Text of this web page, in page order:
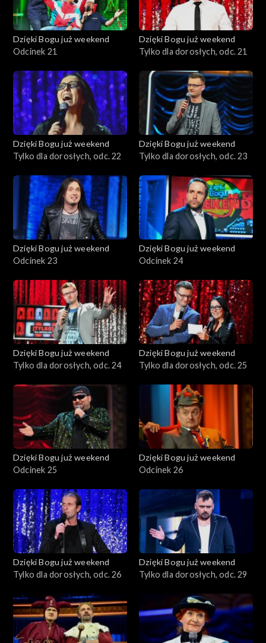
Dzięki Bogu już weekend
Odcinek 21
Dzięki Bogu już weekend
Tylko dla dorosłych, odc. 21
Dzięki Bogu już weekend
Tylko dla dorosłych, odc. 22
Dzięki Bogu już weekend
Tylko dla dorosłych, odc. 23
Dzięki Bogu już weekend
Odcinek 23
Dzięki Bogu już weekend
Odcinek 24
Dzięki Bogu już weekend
Tylko dla dorosłych, odc. 24
Dzięki Bogu już weekend
Tylko dla dorosłych, odc. 25
Dzięki Bogu już weekend
Odcinek 25
Dzięki Bogu już weekend
Odcinek 26
Dzięki Bogu już weekend
Tylko dla dorosłych, odc. 26
Dzięki Bogu już weekend
Tylko dla dorosłych, odc. 29